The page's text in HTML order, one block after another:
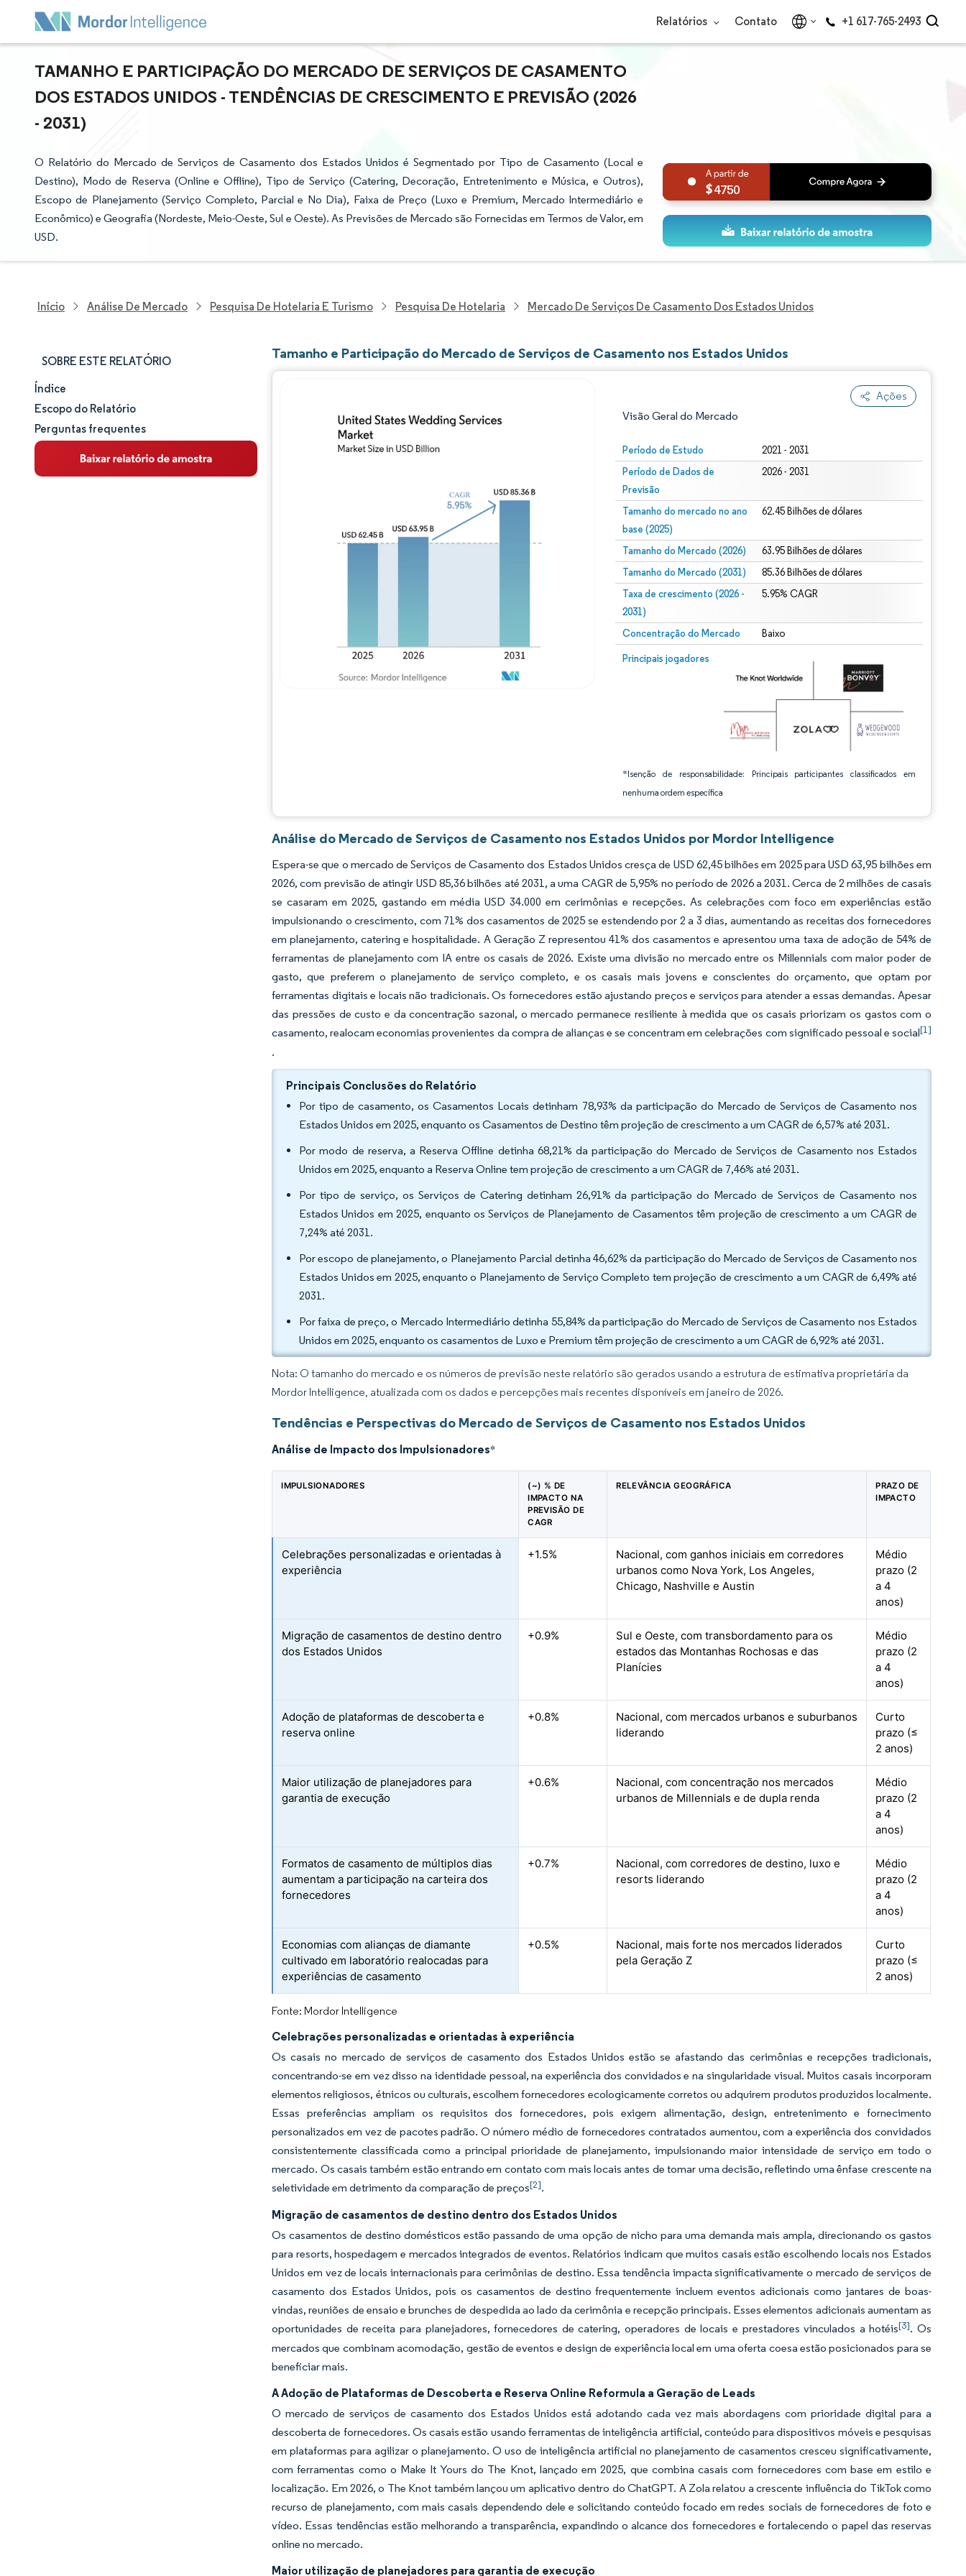
Relatórios Contato +1 617-765-2493
TAMANHO E PARTICIPAÇÃO DO MERCADO DE SERVIÇOS DE CASAMENTO
DOS ESTADOS UNIDOS - TENDÊNCIAS DE CRESCIMENTO E PREVISÃO (2026
- 2031)
O Relatório do Mercado de Serviços de Casamento dos Estados Unidos é Segmentado por Tipo de Casamento (Local e
Destino), Modo de Reserva (Online e Offline), Tipo de Serviço (Catering, Decoração, Entretenimento e Música, e Outros),
Escopo de Planejamento (Serviço Completo, Parcial e No Dia), Faixa de Preço (Luxo e Premium, Mercado Intermediário e
Econômico) e Geografia (Nordeste, Meio-Oeste, Sul e Oeste). As Previsões de Mercado são Fornecidas em Termos de Valor, em
USD.
4750
Início Análise De Mercado Pesquisa De Hotelaria E Turismo Pesquisa De Hotelaria Mercado De Serviços De Casamento Dos Estados Unidos
SOBRE ESTE RELATÓRIO
Tamanho e participação de mercado
Análise de mercado
Tendências e insights
Índice
Escopo do Relatório
Perguntas frequentes
Tamanho e Participação do Mercado de Serviços de Casamento nos Estados Unidos
Ações
Visão Geral do Mercado
Período de Estudo 2021 - 2031
Período de Dados de
Previsão
2026 - 2031
Tamanho do mercado no ano
base (2025)
62.45 Bilhões de dólares
Tamanho do Mercado (2026) 63.95 Bilhões de dólares
Tamanho do Mercado (2031) 85.36 Bilhões de dólares
Taxa de crescimento (2026 -
2031)
5.95% CAGR
Concentração do Mercado Baixo
Principais jogadores
*Isenção de responsabilidade: Principais participantes classificados em
nenhuma ordem específica
Imagem © Mordor Intelligence. O reuso requer atribuição conforme CC BY 4.0.
Imagem © Mordor Intelligence. O reuso requer atribuição conforme CC BY 4.0.
Análise do Mercado de Serviços de Casamento nos Estados Unidos por Mordor Intelligence
Espera-se que o mercado de Serviços de Casamento dos Estados Unidos cresça de USD 62,45 bilhões em 2025 para USD 63,95 bilhões em
2026, com previsão de atingir USD 85,36 bilhões até 2031, a uma CAGR de 5,95% no período de 2026 a 2031. Cerca de 2 milhões de casais
se casaram em 2025, gastando em média USD 34.000 em cerimônias e recepções. As celebrações com foco em experiências estão
impulsionando o crescimento, com 71% dos casamentos de 2025 se estendendo por 2 a 3 dias, aumentando as receitas dos fornecedores
em planejamento, catering e hospitalidade. A Geração Z representou 41% dos casamentos e apresentou uma taxa de adoção de 54% de
ferramentas de planejamento com IA entre os casais de 2026. Existe uma divisão no mercado entre os Millennials com maior poder de
gasto, que preferem o planejamento de serviço completo, e os casais mais jovens e conscientes do orçamento, que optam por
ferramentas digitais e locais não tradicionais. Os fornecedores estão ajustando preços e serviços para atender a essas demandas. Apesar
das pressões de custo e da concentração sazonal, o mercado permanece resiliente à medida que os casais priorizam os gastos com o
casamento, realocam economias provenientes da compra de alianças e se concentram em celebrações com significado pessoal e social[1]
.
Principais Conclusões do Relatório
Por tipo de casamento, os Casamentos Locais detinham 78,93% da participação do Mercado de Serviços de Casamento nos
Estados Unidos em 2025, enquanto os Casamentos de Destino têm projeção de crescimento a um CAGR de 6,57% até 2031.
Por modo de reserva, a Reserva Offline detinha 68,21% da participação do Mercado de Serviços de Casamento nos Estados
Unidos em 2025, enquanto a Reserva Online tem projeção de crescimento a um CAGR de 7,46% até 2031.
Por tipo de serviço, os Serviços de Catering detinham 26,91% da participação do Mercado de Serviços de Casamento nos
Estados Unidos em 2025, enquanto os Serviços de Planejamento de Casamentos têm projeção de crescimento a um CAGR de
7,24% até 2031.
Por escopo de planejamento, o Planejamento Parcial detinha 46,62% da participação do Mercado de Serviços de Casamento nos
Estados Unidos em 2025, enquanto o Planejamento de Serviço Completo tem projeção de crescimento a um CAGR de 6,49% até
2031.
Por faixa de preço, o Mercado Intermediário detinha 55,84% da participação do Mercado de Serviços de Casamento nos Estados
Unidos em 2025, enquanto os casamentos de Luxo e Premium têm projeção de crescimento a um CAGR de 6,92% até 2031.
Nota: O tamanho do mercado e os números de previsão neste relatório são gerados usando a estrutura de estimativa proprietária da
Mordor Intelligence, atualizada com os dados e percepções mais recentes disponíveis em janeiro de 2026.
Tendências e Perspectivas do Mercado de Serviços de Casamento nos Estados Unidos
Análise de Impacto dos Impulsionadores*
IMPULSIONADORES
(~) % DE
IMPACTO NA
PREVISÃO DE
CAGR
RELEVÂNCIA GEOGRÁFICA
PRAZO DE
IMPACTO
Celebrações personalizadas e orientadas à
experiência
+1.5%
Nacional, com ganhos iniciais em corredores
urbanos como Nova York, Los Angeles,
Chicago, Nashville e Austin
Médio
prazo (2
a 4
anos)
Migração de casamentos de destino dentro
dos Estados Unidos
+0.9%
Sul e Oeste, com transbordamento para os
estados das Montanhas Rochosas e das
Planícies
Médio
prazo (2
a 4
anos)
Adoção de plataformas de descoberta e
reserva online
+0.8%
Nacional, com mercados urbanos e suburbanos
liderando
Curto
prazo (≤
2 anos)
Maior utilização de planejadores para
garantia de execução
+0.6%
Nacional, com concentração nos mercados
urbanos de Millennials e de dupla renda
Médio
prazo (2
a 4
anos)
Formatos de casamento de múltiplos dias
aumentam a participação na carteira dos
fornecedores
+0.7%
Nacional, com corredores de destino, luxo e
resorts liderando
Médio
prazo (2
a 4
anos)
Economias com alianças de diamante
cultivado em laboratório realocadas para
experiências de casamento
+0.5%
Nacional, mais forte nos mercados liderados
pela Geração Z
Curto
prazo (≤
2 anos)
Fonte: Mordor Intelligence
Celebrações personalizadas e orientadas à experiência
Os casais no mercado de serviços de casamento dos Estados Unidos estão se afastando das cerimônias e recepções tradicionais,
concentrando-se em vez disso na identidade pessoal, na experiência dos convidados e na singularidade visual. Muitos casais incorporam
elementos religiosos, étnicos ou culturais, escolhem fornecedores ecologicamente corretos ou adquirem produtos produzidos localmente.
Essas preferências ampliam os requisitos dos fornecedores, pois exigem alimentação, design, entretenimento e fornecimento
personalizados em vez de pacotes padrão. O número médio de fornecedores contratados aumentou, com a experiência dos convidados
consistentemente classificada como a principal prioridade de planejamento, impulsionando maior intensidade de serviço em todo o
mercado. Os casais também estão entrando em contato com mais locais antes de tomar uma decisão, refletindo uma ênfase crescente na
seletividade em detrimento da comparação de preços[2].
Migração de casamentos de destino dentro dos Estados Unidos
Os casamentos de destino domésticos estão passando de uma opção de nicho para uma demanda mais ampla, direcionando os gastos
para resorts, hospedagem e mercados integrados de eventos. Relatórios indicam que muitos casais estão escolhendo locais nos Estados
Unidos em vez de locais internacionais para cerimônias de destino. Essa tendência impacta significativamente o mercado de serviços de
casamento dos Estados Unidos, pois os casamentos de destino frequentemente incluem eventos adicionais como jantares de boas-
vindas, reuniões de ensaio e brunches de despedida ao lado da cerimônia e recepção principais. Esses elementos adicionais aumentam as
oportunidades de receita para planejadores, fornecedores de catering, operadores de locais e prestadores vinculados a hotéis[3]. Os
mercados que combinam acomodação, gestão de eventos e design de experiência local em uma oferta coesa estão posicionados para se
beneficiar mais.
A Adoção de Plataformas de Descoberta e Reserva Online Reformula a Geração de Leads
O mercado de serviços de casamento dos Estados Unidos está adotando cada vez mais abordagens com prioridade digital para a
descoberta de fornecedores. Os casais estão usando ferramentas de inteligência artificial, conteúdo para dispositivos móveis e pesquisas
em plataformas para agilizar o planejamento. O uso de inteligência artificial no planejamento de casamentos cresceu significativamente,
com ferramentas como o Make It Yours do The Knot, lançado em 2025, que combina casais com fornecedores com base em estilo e
localização. Em 2026, o The Knot também lançou um aplicativo dentro do ChatGPT. A Zola relatou a crescente influência do TikTok como
recurso de planejamento, com mais casais dependendo dele e solicitando conteúdo focado em redes sociais de fornecedores de foto e
vídeo. Essas tendências estão melhorando a transparência, expandindo o alcance dos fornecedores e fortalecendo o papel das reservas
online no mercado.
Maior utilização de planejadores para garantia de execução